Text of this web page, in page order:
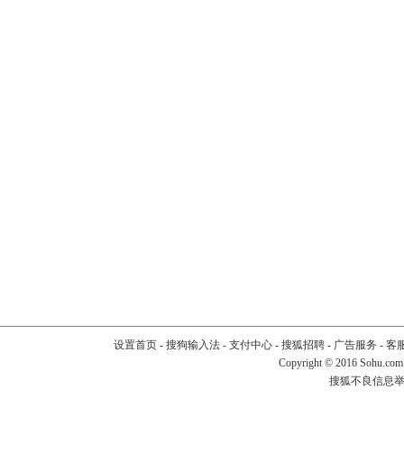
设置首页- 搜狗输入法- 支付中心- 搜狐招聘- 广告服务 - 客
Copyright © 2016
搜狐不良信息